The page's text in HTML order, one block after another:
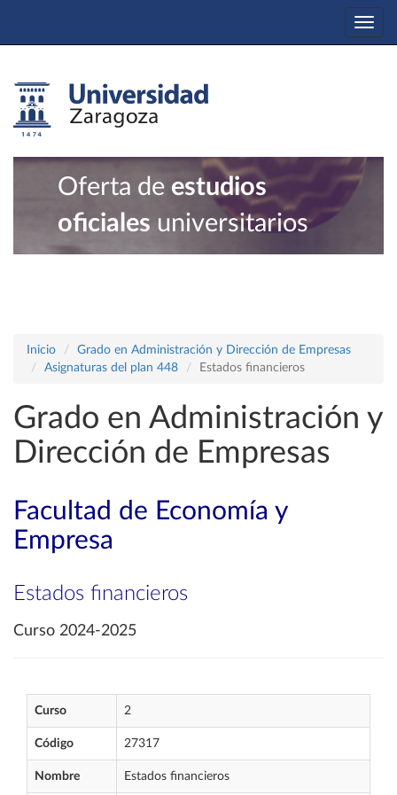
Oferta de estudios
oficiales universitarios
Inicio
Grado en Administración y Dirección de Empresas
Asignaturas del plan 448
Estados financieros
Grado en Administración y
Dirección de Empresas
Facultad de Economía y
Empresa
Estados financieros
Curso 2024-2025
Curso 2
Código 27317
Nombre Estados financieros